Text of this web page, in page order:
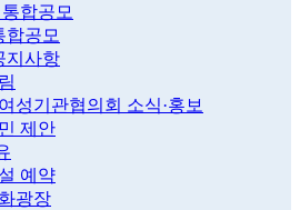
합공모
합공모
지사항
성기관협의회 소식·홍보
제안
예약
광장